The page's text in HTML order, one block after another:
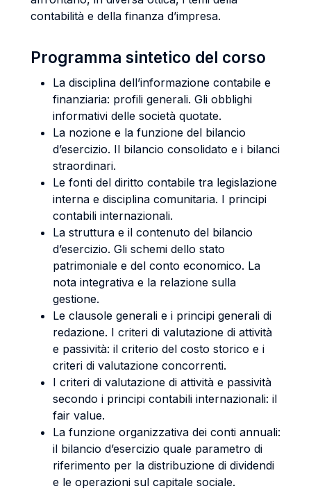
contabilità e della finanza d’impresa.
Programma sintetico del corso
La disciplina dell’informazione contabile e
finanziaria: profili generali. Gli obblighi
informativi delle società quotate.
La nozione e la funzione del bilancio
d’esercizio. Il bilancio consolidato e i bilanci
straordinari.
Le fonti del diritto contabile tra legislazione
interna e disciplina comunitaria. I principi
contabili internazionali.
La struttura e il contenuto del bilancio
d’esercizio. Gli schemi dello stato
patrimoniale e del conto economico. La
nota integrativa e la relazione sulla
gestione.
Le clausole generali e i principi generali di
redazione. I criteri di valutazione di attività
e passività: il criterio del costo storico e i
criteri di valutazione concorrenti.
I criteri di valutazione di attività e passività
secondo i principi contabili internazionali: il
fair value.
La funzione organizzativa dei conti annuali:
il bilancio d’esercizio quale parametro di
riferimento per la distribuzione di dividendi
e le operazioni sul capitale sociale.